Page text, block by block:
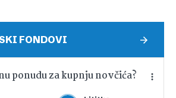
FONDOVI
ponudu za kupnju novčića?